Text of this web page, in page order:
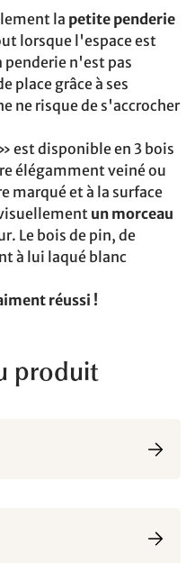
la petite penderie
lorsque l'espace est
n'est pas
place grâce à ses
ne risque de s'accrocher
est disponible en 3 bois
élégamment veiné ou
marqué et à la surface
un morceau
Le bois de pin, de
à lui laqué blanc
réussi !
produit